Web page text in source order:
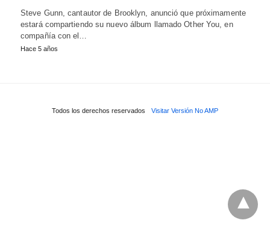
Steve Gunn, cantautor de Brooklyn, anunció que próximamente
estará compartiendo su nuevo álbum llamado Other You, en
compañía con el…
Hace 5 años
Todos los derechos reservados Visitar Versión No AMP